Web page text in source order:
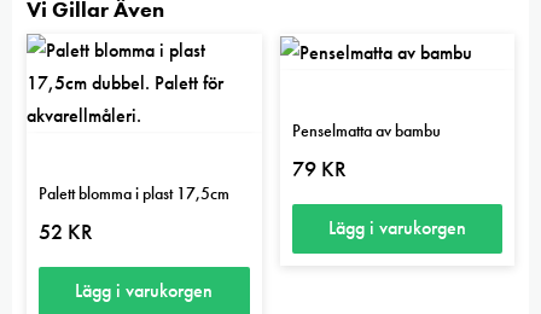
Vi Gillar Även
Palett blomma i plast 17,5cm
52 KR
Lägg i varukorgen
Penselmatta av bambu
79 KR
Lägg i varukorgen